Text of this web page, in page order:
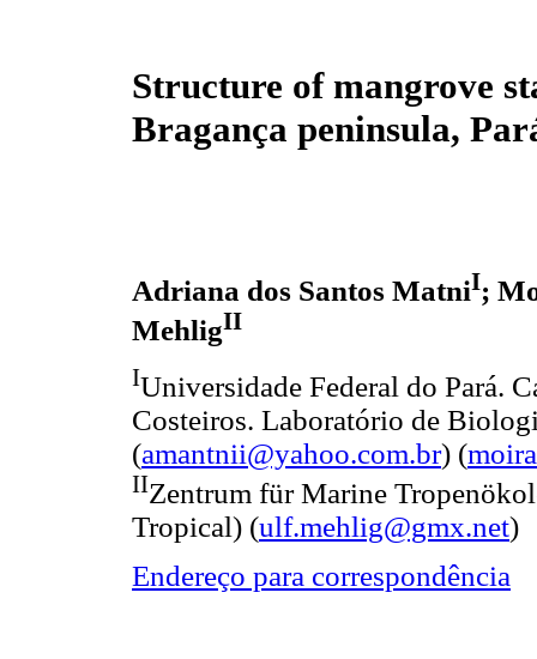
Structure of mangrove
Bragança peninsula,
Adriana dos Santos MatniI;
MehligII
IUniversidade Federal do Pará.
Costeiros. Laboratório de
(amantnii@yahoo.com.br) (
IIZentrum für Marine
Tropical) (ulf.mehlig@gmx.net)
Endereço para correspondência